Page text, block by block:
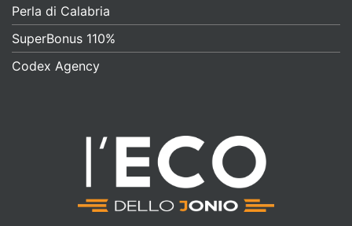
Perla di Calabria
SuperBonus 110%
Codex Agency